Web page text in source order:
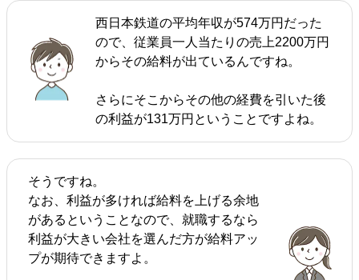
西日本鉄道の平均年収が574万円だった
ので、従業員一人当たりの売上2200万円
からその給料が出ているんですね。
さらにそこからその他の経費を引いた後
の利益が131万円ということですよね。
そうですね。
なお、利益が多ければ給料を上げる余地
があるということなので、就職するなら
利益が大きい会社を選んだ方が給料アッ
プが期待できますよ。